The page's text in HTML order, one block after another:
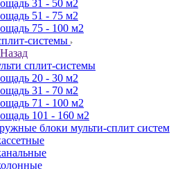
31 - 50 м2
51 - 75 м2
75 - 100 м2
системы
Назад
сплит-системы
20 - 30 м2
31 - 70 м2
71 - 100 м2
101 - 160 м2
блоки мульти-сплит систем